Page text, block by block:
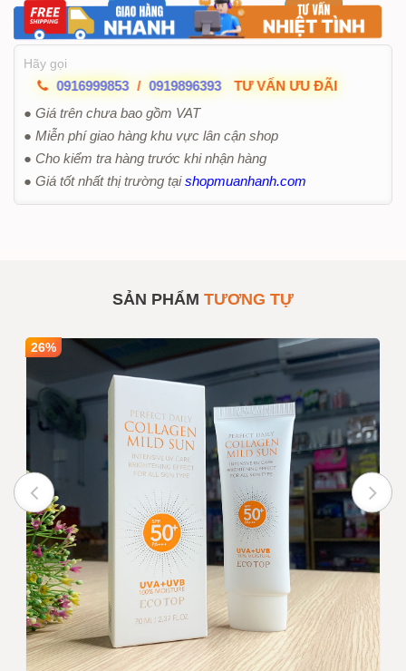
Hãy gọi
0916999853 / 0919896393
TƯ VẤN ƯU ĐÃI
● Giá trên chưa bao gồm VAT
● Miễn phí giao hàng khu vực lân cận shop
● Cho kiểm tra hàng trước khi nhận hàng
● Giá tốt nhất thị trường tạishopmuanhanh.com
SẢN PHẨM TƯƠNG TỰ
26%